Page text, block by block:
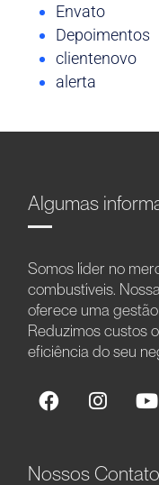
Envato
Depoimentos
clientenovo
alerta
Algumas
Somos líder no
combustíveis.
oferece uma
Reduzimos custos
eficiência do seu
Nossos